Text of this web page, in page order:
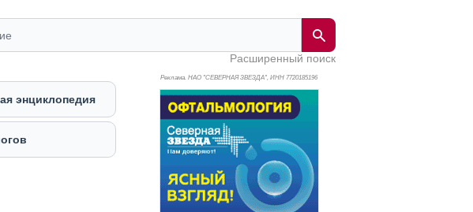
Расширенный поиск
энциклопедия
Реклама. НАО "СЕВЕРНАЯ ЗВЕЗДА", ИНН 7720185196